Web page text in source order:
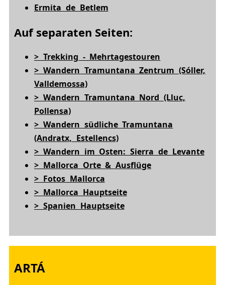
Ermita de Betlem
Auf separaten Seiten:
> Trekking - Mehrtagestouren
> Wandern Tramuntana Zentrum (Sóller,
Valldemossa)
> Wandern Tramuntana Nord (Lluc,
Pollensa)
> Wandern südliche Tramuntana
(Andratx, Estellencs)
> Wandern im Osten: Sierra de Levante
> Mallorca Orte & Ausflüge
> Fotos Mallorca
> Mallorca Hauptseite
> Spanien Hauptseite
ARTÁ